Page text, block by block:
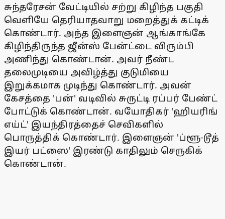
சுந்தரேசன் வேட்டியில் சற்று கிழிந்த பகுதி
வெளியே தெரியாதவாறு மறைத்துக் கட்டிக்
கொண்டார். அந்த இளைஞன் ஆங்காங்கே
கிழிந்திருந்த ஜீன்ஸ் பேன்ட்டை விரும்பி
அணிந்து கொண்டான். அவர் நீண்ட
தலைமுடியை அவிழ்த்து குடுமியை
இறுக்கமாக முடிந்து கொண்டார். அவன்
கேசத்தை 'பன்' வடிவில் சுருட்டி ரப்பர் பேண்ட்
போட்டுக் கொண்டான். வயோதிகர் 'ஹியரிங்
எய்ட்' இயந்திரத்தைச் செவிகளில்
பொருத்திக் கொண்டார். இளைஞன் 'ப்ளூ-டூத்
இயர் பட்ஸை' இரண்டு காதிலும் செருகிக்
கொண்டான்.